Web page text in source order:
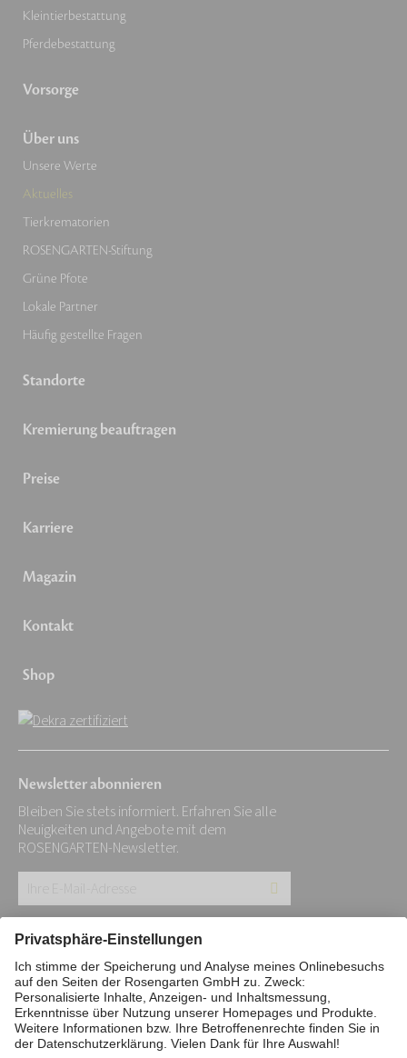
Kleintierbestattung
Pferdebestattung
Vorsorge
Über uns
Unsere Werte
Aktuelles
Tierkrematorien
ROSENGARTEN-Stiftung
Grüne Pfote
Lokale Partner
Häufig gestellte Fragen
Standorte
Kremierung beauftragen
Preise
Karriere
Magazin
Kontakt
Shop
Newsletter abonnieren
Bleiben Sie stets informiert. Erfahren Sie alle
Neuigkeiten und Angebote mit dem
ROSENGARTEN-Newsletter.
E-
Mail-
Adresse:
*
Impressum Datenschutz
Stiftung
Interne Meldestelle
Zahlungsmittel
Barrierefreiheitserklärung
Vertrag widerrufen